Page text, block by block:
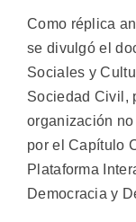
Como réplica
se divulgó el
Sociales y
Sociedad
organización
por el Capítulo
Plataforma
Democracia y